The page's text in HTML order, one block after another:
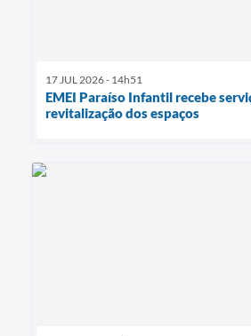
17 JUL 2026 - 14h51
EMEI Paraíso Infantil recebe
revitalização dos espaços